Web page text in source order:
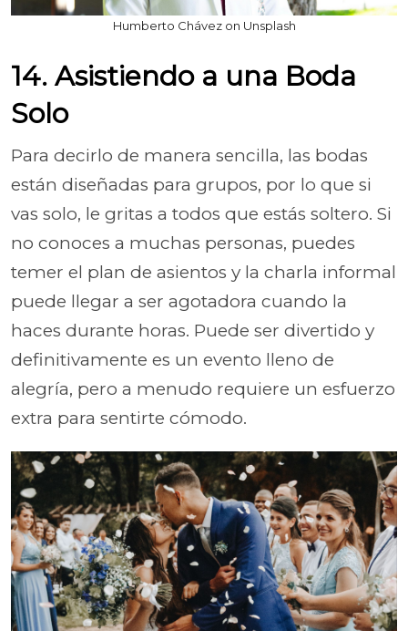
Humberto Chávez on Unsplash
14. Asistiendo a una Boda
Solo
Para decirlo de manera sencilla, las bodas
están diseñadas para grupos, por lo que si
vas solo, le gritas a todos que estás soltero. Si
no conoces a muchas personas, puedes
temer el plan de asientos y la charla informal
puede llegar a ser agotadora cuando la
haces durante horas. Puede ser divertido y
definitivamente es un evento lleno de
alegría, pero a menudo requiere un esfuerzo
extra para sentirte cómodo.